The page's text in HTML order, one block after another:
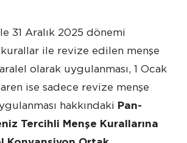
31 Aralık 2025 dönemi
kurallar ile revize edilen menşe
olarak uygulanması, 1 Ocak
ise sadece revize menşe
hakkındaki Pan-
Tercihli Menşe Kurallarına